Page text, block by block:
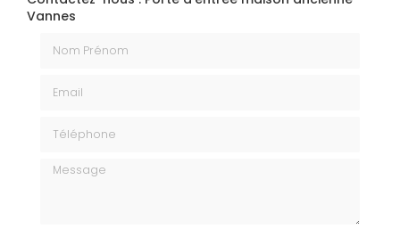
Vannes
Message